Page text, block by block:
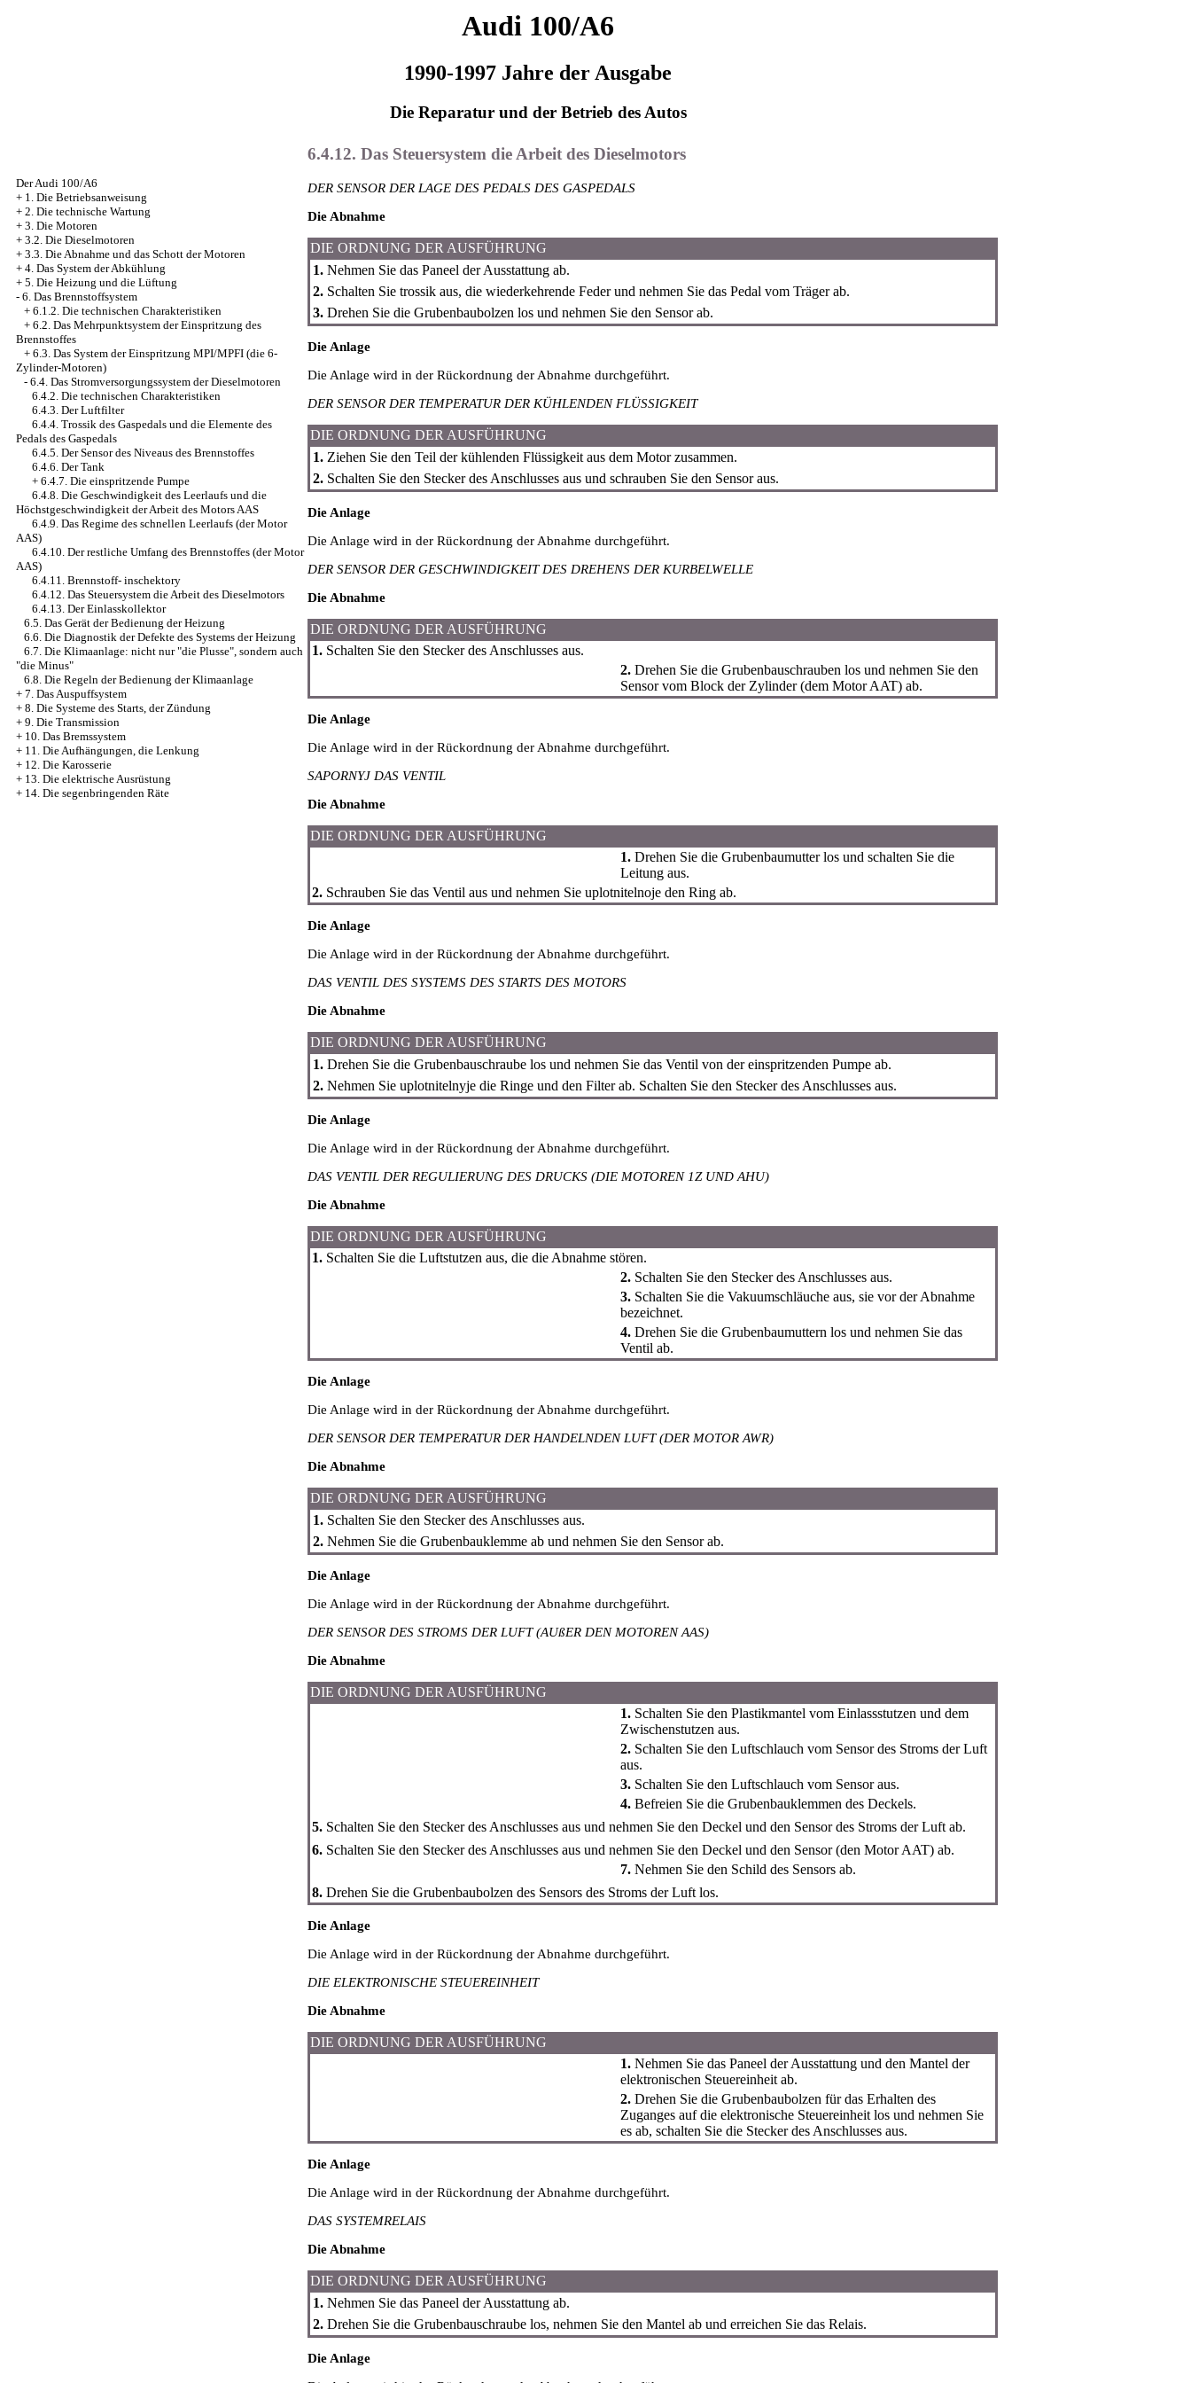
Audi 100/A6
1990-1997 Jahre der Ausgabe
Die Reparatur und der Betrieb des Autos
Der Audi 100/A6
+ 1. Die Betriebsanweisung
+ 2. Die technische Wartung
+ 3. Die Motoren
+ 3.2. Die Dieselmotoren
+ 3.3. Die Abnahme und das Schott der Motoren
+ 4. Das System der Abkühlung
+ 5. Die Heizung und die Lüftung
- 6. Das Brennstoffsystem
+ 6.1.2. Die technischen Charakteristiken
+ 6.2. Das Mehrpunktsystem der Einspritzung des
Brennstoffes
+ 6.3. Das System der Einspritzung MPI/MPFI (die 6-
Zylinder-Motoren)
- 6.4. Das Stromversorgungssystem der Dieselmotoren
6.4.2. Die technischen Charakteristiken
6.4.3. Der Luftfilter
6.4.4. Trossik des Gaspedals und die Elemente des
Pedals des Gaspedals
6.4.5. Der Sensor des Niveaus des Brennstoffes
6.4.6. Der Tank
+ 6.4.7. Die einspritzende Pumpe
6.4.8. Die Geschwindigkeit des Leerlaufs und die
Höchstgeschwindigkeit der Arbeit des Motors AAS
6.4.9. Das Regime des schnellen Leerlaufs (der Motor
AAS)
6.4.10. Der restliche Umfang des Brennstoffes (der Motor
AAS)
6.4.11. Brennstoff- inschektory
6.4.12. Das Steuersystem die Arbeit des Dieselmotors
6.4.13. Der Einlasskollektor
6.5. Das Gerät der Bedienung der Heizung
6.6. Die Diagnostik der Defekte des Systems der Heizung
6.7. Die Klimaanlage: nicht nur "die Plusse", sondern auch
"die Minus"
6.8. Die Regeln der Bedienung der Klimaanlage
+ 7. Das Auspuffsystem
+ 8. Die Systeme des Starts, der Zündung
+ 9. Die Transmission
+ 10. Das Bremssystem
+ 11. Die Aufhängungen, die Lenkung
+ 12. Die Karosserie
+ 13. Die elektrische Ausrüstung
+ 14. Die segenbringenden Räte
6.4.12. Das Steuersystem die Arbeit des Dieselmotors
DER SENSOR DER LAGE DES PEDALS DES GASPEDALS
Die Abnahme
DIE ORDNUNG DER AUSFÜHRUNG
1. Nehmen Sie das Paneel der Ausstattung ab.
2. Schalten Sie trossik aus, die wiederkehrende Feder und nehmen Sie das Pedal vom Träger ab.
3. Drehen Sie die Grubenbaubolzen los und nehmen Sie den Sensor ab.
Die Anlage
Die Anlage wird in der Rückordnung der Abnahme durchgeführt.
DER SENSOR DER TEMPERATUR DER KÜHLENDEN FLÜSSIGKEIT
DIE ORDNUNG DER AUSFÜHRUNG
1. Ziehen Sie den Teil der kühlenden Flüssigkeit aus dem Motor zusammen.
2. Schalten Sie den Stecker des Anschlusses aus und schrauben Sie den Sensor aus.
Die Anlage
Die Anlage wird in der Rückordnung der Abnahme durchgeführt.
DER SENSOR DER GESCHWINDIGKEIT DES DREHENS DER KURBELWELLE
Die Abnahme
DIE ORDNUNG DER AUSFÜHRUNG
1. Schalten Sie den Stecker des Anschlusses aus.
2. Drehen Sie die Grubenbauschrauben los und nehmen Sie den
Sensor vom Block der Zylinder (dem Motor AAT) ab.
Die Anlage
Die Anlage wird in der Rückordnung der Abnahme durchgeführt.
SAPORNYJ DAS VENTIL
Die Abnahme
DIE ORDNUNG DER AUSFÜHRUNG
1. Drehen Sie die Grubenbaumutter los und schalten Sie die
Leitung aus.
2. Schrauben Sie das Ventil aus und nehmen Sie uplotnitelnoje den Ring ab.
Die Anlage
Die Anlage wird in der Rückordnung der Abnahme durchgeführt.
DAS VENTIL DES SYSTEMS DES STARTS DES MOTORS
Die Abnahme
DIE ORDNUNG DER AUSFÜHRUNG
1. Drehen Sie die Grubenbauschraube los und nehmen Sie das Ventil von der einspritzenden Pumpe ab.
2. Nehmen Sie uplotnitelnyje die Ringe und den Filter ab. Schalten Sie den Stecker des Anschlusses aus.
Die Anlage
Die Anlage wird in der Rückordnung der Abnahme durchgeführt.
DAS VENTIL DER REGULIERUNG DES DRUCKS (DIE MOTOREN 1Z UND AHU)
Die Abnahme
DIE ORDNUNG DER AUSFÜHRUNG
1. Schalten Sie die Luftstutzen aus, die die Abnahme stören.
2. Schalten Sie den Stecker des Anschlusses aus.
3. Schalten Sie die Vakuumschläuche aus, sie vor der Abnahme
bezeichnet.
4. Drehen Sie die Grubenbaumuttern los und nehmen Sie das
Ventil ab.
Die Anlage
Die Anlage wird in der Rückordnung der Abnahme durchgeführt.
DER SENSOR DER TEMPERATUR DER HANDELNDEN LUFT (DER MOTOR AWR)
Die Abnahme
DIE ORDNUNG DER AUSFÜHRUNG
1. Schalten Sie den Stecker des Anschlusses aus.
2. Nehmen Sie die Grubenbauklemme ab und nehmen Sie den Sensor ab.
Die Anlage
Die Anlage wird in der Rückordnung der Abnahme durchgeführt.
DER SENSOR DES STROMS DER LUFT (AUßER DEN MOTOREN AAS)
Die Abnahme
DIE ORDNUNG DER AUSFÜHRUNG
1. Schalten Sie den Plastikmantel vom Einlassstutzen und dem
Zwischenstutzen aus.
2. Schalten Sie den Luftschlauch vom Sensor des Stroms der Luft
aus.
3. Schalten Sie den Luftschlauch vom Sensor aus.
4. Befreien Sie die Grubenbauklemmen des Deckels.
5. Schalten Sie den Stecker des Anschlusses aus und nehmen Sie den Deckel und den Sensor des Stroms der Luft ab.
6. Schalten Sie den Stecker des Anschlusses aus und nehmen Sie den Deckel und den Sensor (den Motor AAT) ab.
7. Nehmen Sie den Schild des Sensors ab.
8. Drehen Sie die Grubenbaubolzen des Sensors des Stroms der Luft los.
Die Anlage
Die Anlage wird in der Rückordnung der Abnahme durchgeführt.
DIE ELEKTRONISCHE STEUEREINHEIT
Die Abnahme
DIE ORDNUNG DER AUSFÜHRUNG
1. Nehmen Sie das Paneel der Ausstattung und den Mantel der
elektronischen Steuereinheit ab.
2. Drehen Sie die Grubenbaubolzen für das Erhalten des
Zuganges auf die elektronische Steuereinheit los und nehmen Sie
es ab, schalten Sie die Stecker des Anschlusses aus.
Die Anlage
Die Anlage wird in der Rückordnung der Abnahme durchgeführt.
DAS SYSTEMRELAIS
Die Abnahme
DIE ORDNUNG DER AUSFÜHRUNG
1. Nehmen Sie das Paneel der Ausstattung ab.
2. Drehen Sie die Grubenbauschraube los, nehmen Sie den Mantel ab und erreichen Sie das Relais.
Die Anlage